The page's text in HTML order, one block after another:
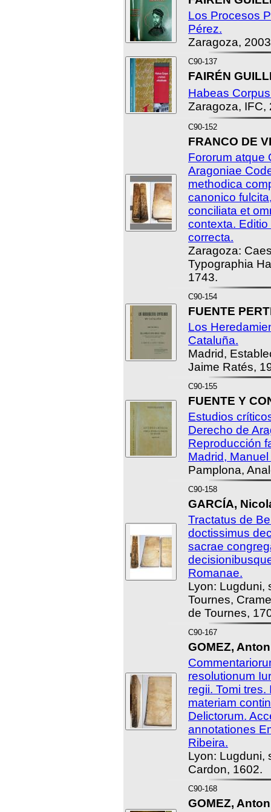
Los Procesos
Pérez.
Zaragoza,
C90-137
FAIRÉN
Habeas
Zaragoza, IFC,
C90-152
FRANCO DE
Fororum atque
Aragoniae
methodica
canonico
conciliata et
contexta.
correcta.
Zaragoza:
Typographia
1743.
C90-154
FUENTE
Los
Cataluña.
Madrid,
Jaime Ratés,
C90-155
FUENTE Y
Estudios
Derecho de
Reproducción
Madrid,
Pamplona,
C90-158
GARCÍA,
Tractatus de
doctissimus
sacrae
Romanae.
Lyon: Lugduni,
Tournes,
de Tournes,
C90-167
GOMEZ,
resolutionum
regii. Tomi
materiam
Delictorum.
annotationes
Ribeira.
Lyon: Lugduni,
Cardon, 1602.
C90-168
GOMEZ,